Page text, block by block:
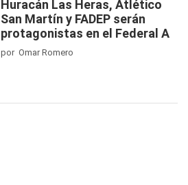
Huracán Las Heras, Atlético
San Martín y FADEP serán
protagonistas en el Federal A
por Omar Romero